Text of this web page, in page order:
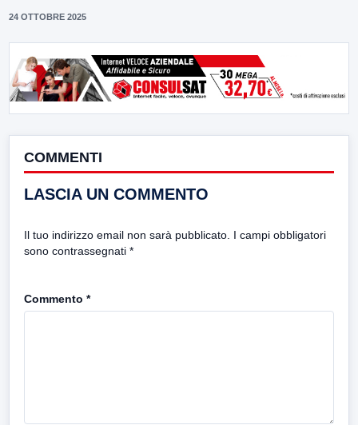
24 OTTOBRE 2025
COMMENTI
LASCIA UN COMMENTO
Il tuo indirizzo email non sarà pubblicato. I campi obbligatori
sono contrassegnati *
Commento *